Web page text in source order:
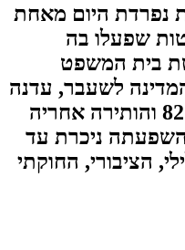
נפרדת היום מאחת
שפעלו בה
בית המשפט
לשעבר, עדנה
ארבל, הלכה לעולמה בגיל 82 והותירה אחריה
ניכרת עד
הציבורי, החוקתי